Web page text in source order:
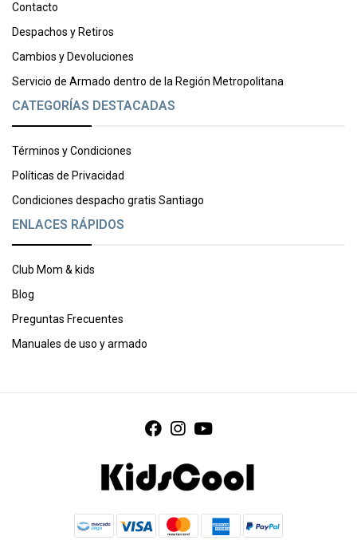
Contacto
Despachos y Retiros
Cambios y Devoluciones
Servicio de Armado dentro de la Región Metropolitana
CATEGORÍAS DESTACADAS
Términos y Condiciones
Políticas de Privacidad
Condiciones despacho gratis Santiago
ENLACES RÁPIDOS
Club Mom & kids
Blog
Preguntas Frecuentes
Manuales de uso y armado